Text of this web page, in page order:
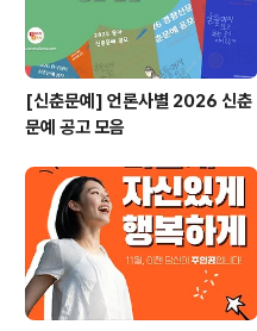
[신춘문예] 언론사별 2026 신춘
문예 공고 모음